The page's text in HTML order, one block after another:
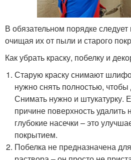
В обязательном порядке следует
очищая их от пыли и старого
Как убрать краску, побелку и
Старую краску снимают
нужно снять полностью,
Снимать нужно и штукатурку.
причине поверхность
глубокие насечки – это
покрытием.
Побелка не предназначена